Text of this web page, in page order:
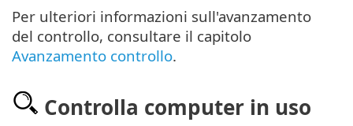
Per ulteriori informazioni sull'avanzamento
del controllo, consultare il capitolo
Avanzamento controllo.
Controlla computer in uso